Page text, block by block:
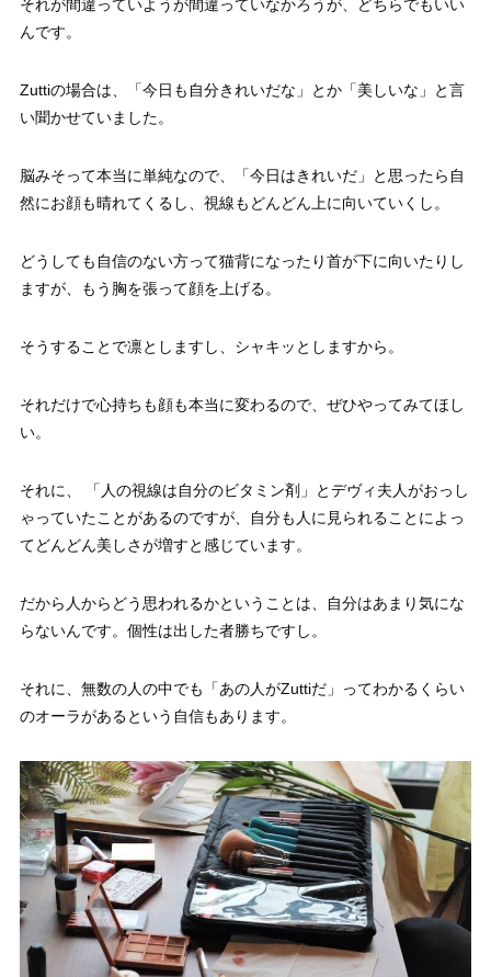
それが間違っていようが間違っていなかろうが、どちらでもいい
んです。
Zuttiの場合は、「今日も自分きれいだな」とか「美しいな」と言
い聞かせていました。
脳みそって本当に単純なので、「今日はきれいだ」と思ったら自
然にお顔も晴れてくるし、視線もどんどん上に向いていくし。
どうしても自信のない方って猫背になったり首が下に向いたりし
ますが、もう胸を張って顔を上げる。
そうすることで凛としますし、シャキッとしますから。
それだけで心持ちも顔も本当に変わるので、ぜひやってみてほし
い。
それに、 「人の視線は自分のビタミン剤」とデヴィ夫人がおっし
ゃっていたことがあるのですが、自分も人に見られることによっ
てどんどん美しさが増すと感じています。
だから人からどう思われるかということは、自分はあまり気にな
らないんです。個性は出した者勝ちですし。
それに、無数の人の中でも「あの人がZuttiだ」ってわかるくらい
のオーラがあるという自信もあります。